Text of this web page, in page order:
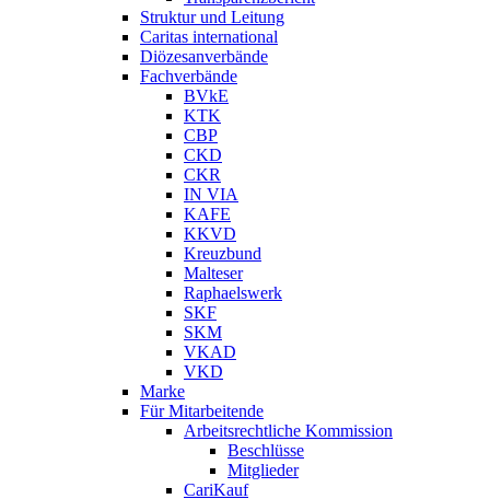
Struktur und Leitung
Caritas international
Diözesanverbände
Fachverbände
BVkE
KTK
CBP
CKD
CKR
IN VIA
KAFE
KKVD
Kreuzbund
Malteser
Raphaelswerk
SKF
SKM
VKAD
VKD
Marke
Für Mitarbeitende
Arbeitsrechtliche Kommission
Beschlüsse
Mitglieder
CariKauf